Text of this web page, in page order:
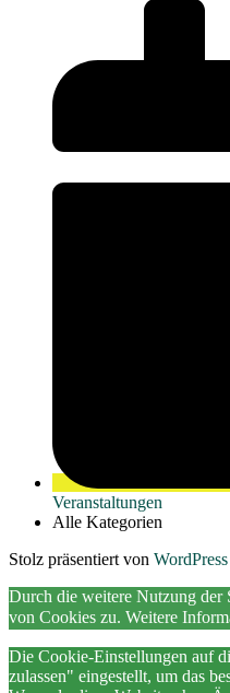
Veranstaltungen
Alle Kategorien
Stolz präsentiert von WordPress
Durch die weitere Nutzung der
von Cookies zu. Weitere
Die Cookie-Einstellungen auf
zulassen" eingestellt, um das